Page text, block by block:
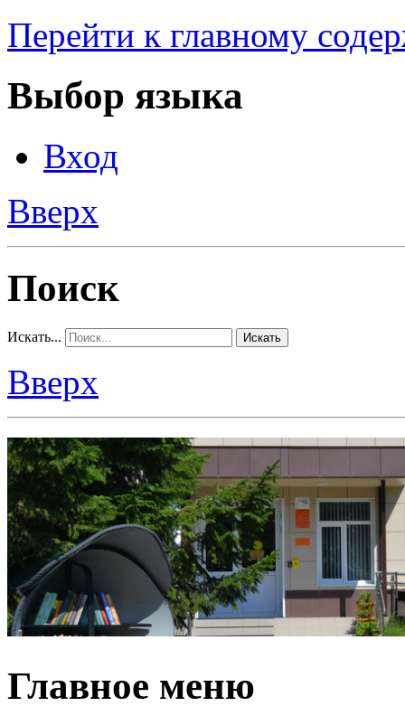
Перейти к главному
Выбор языка
Вход
Вверх
Поиск
Искать... Искать
Вверх
Главное меню